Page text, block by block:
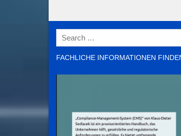
Search
for:
FACHLICHE INFORMATIONEN